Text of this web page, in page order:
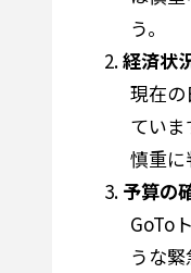
う。
経済状
現在
てい
慎重に
予算の
GoTo
うな